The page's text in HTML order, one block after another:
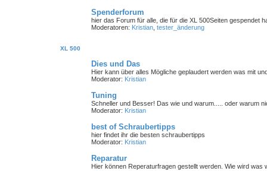
Spenderforum
hier das Forum für alle, die für die XL 500Seiten gespendet
Moderatoren: Kristian tester_änderung
XL 500
Dies und Das
Hier kann über alles Mögliche geplaudert werden was mit
Moderator: Kristian
Tuning
Schneller und Besser! Das wie und warum..... oder warum
Moderator: Kristian
best of Schraubertipps
hier findet ihr die besten schraubertipps
Moderator: Kristian
Reparatur
Hier können Reperaturfragen gestellt werden. Wie wird was